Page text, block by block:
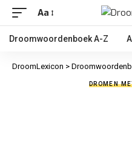
Aa
Droomwoordenboek A-Z A
DroomLexicon >
DROMEN